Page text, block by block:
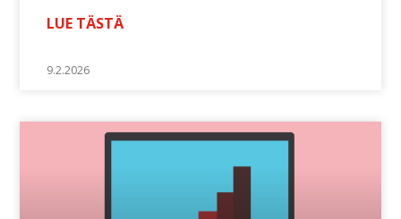
LUE TÄSTÄ
9.2.2026